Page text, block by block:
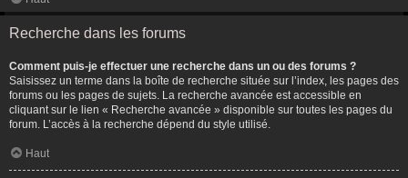
Recherche dans les forums
Comment puis-je effectuer une recherche dans un ou des forums ?
Saisissez un terme dans la boîte de recherche située sur l’index, les pages des
forums ou les pages de sujets. La recherche avancée est accessible en
cliquant sur le lien « Recherche avancée » disponible sur toutes les pages du
forum. L’accès à la recherche dépend du style utilisé.
Haut